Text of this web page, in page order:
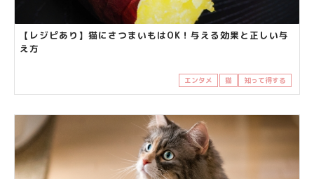
【レジピあり】猫にさつまいもはOK！与える効果と正しい与
え方
エンタメ 猫 知って得する